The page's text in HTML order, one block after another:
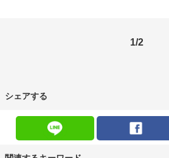
1/2
シェアする